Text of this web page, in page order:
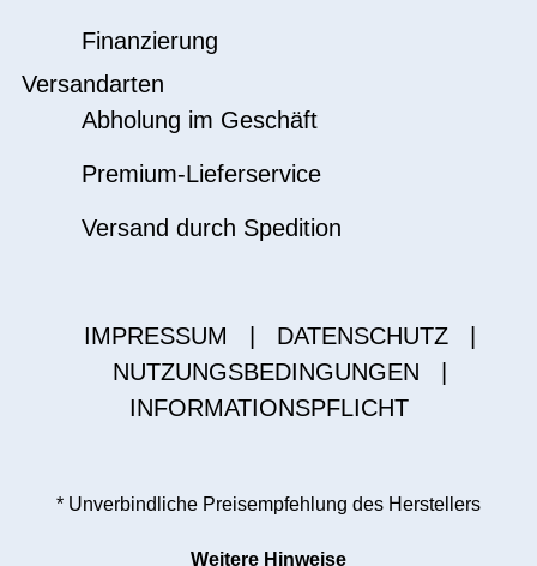
Finanzierung
Versandarten
Abholung im Geschäft
Premium-Lieferservice
Versand durch Spedition
IMPRESSUM DATENSCHUTZ
NUTZUNGSBEDINGUNGEN
INFORMATIONSPFLICHT
* Unverbindliche Preisempfehlung des Herstellers
Weitere Hinweise